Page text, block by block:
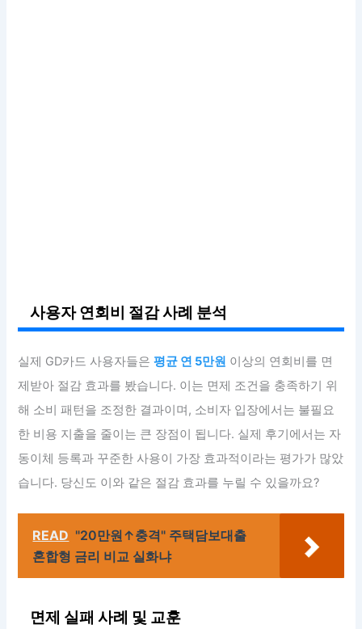
사용자 연회비 절감 사례 분석
실제 GD카드 사용자들은평균 연 5만원 이상의 연회비를 면
제받아 절감 효과를 봤습니다. 이는 면제 조건을 충족하기 위
해 소비 패턴을 조정한 결과이며, 소비자 입장에서는 불필요
한 비용 지출을 줄이는 큰 장점이 됩니다. 실제 후기에서는 자
동이체 등록과 꾸준한 사용이 가장 효과적이라는 평가가 많았
습니다. 당신도 이와 같은 절감 효과를 누릴 수 있을까요?
READ "20만원↑충격" 주택담보대출
혼합형 금리 비교 실화냐
면제 실패 사례 및 교훈